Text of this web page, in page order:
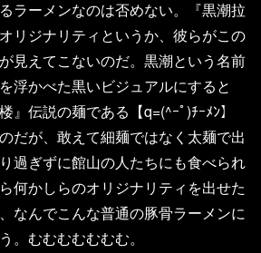
ラーメンなのは否めない。『黒潮拉
リジナリティというか、彼らがこの
見えてこないのだ。黒潮という名前
浮かべた黒いビジュアルにすると
』伝説の麺である【q=(^ｰﾟ)ﾁｰﾒﾝ】
だが、敢えて細麺ではなく太麺で出
過ぎずに館山の人たちにも食べられ
何かしらのオリジナリティを出せた
なんでこんな普通の豚骨ラーメンに
。むむむむむむむ。